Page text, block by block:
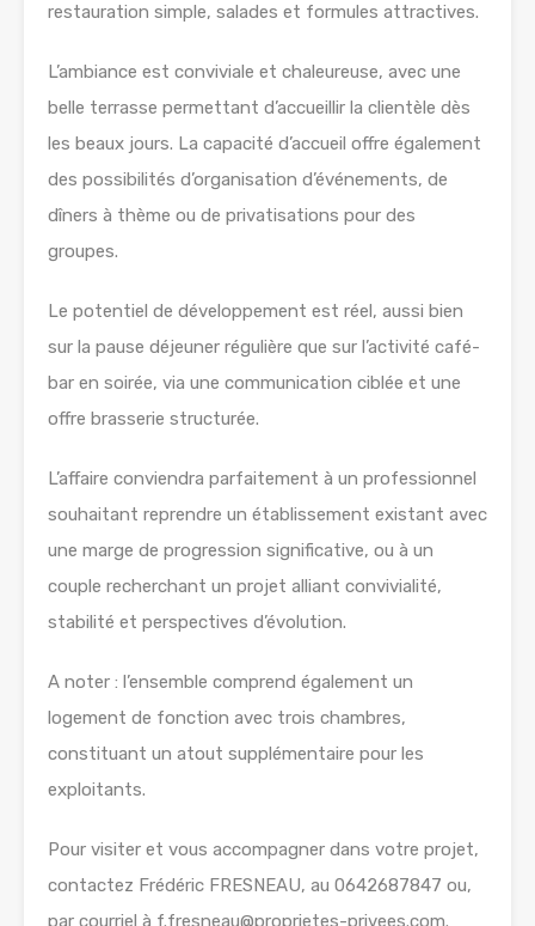
restauration simple, salades et formules attractives.
L’ambiance est conviviale et chaleureuse, avec une
belle terrasse permettant d’accueillir la clientèle dès
les beaux jours. La capacité d’accueil offre également
des possibilités d’organisation d’événements, de
dîners à thème ou de privatisations pour des
groupes.
Le potentiel de développement est réel, aussi bien
sur la pause déjeuner régulière que sur l’activité café-
bar en soirée, via une communication ciblée et une
offre brasserie structurée.
L’affaire conviendra parfaitement à un professionnel
souhaitant reprendre un établissement existant avec
une marge de progression significative, ou à un
couple recherchant un projet alliant convivialité,
stabilité et perspectives d’évolution.
A noter : l’ensemble comprend également un
logement de fonction avec trois chambres,
constituant un atout supplémentaire pour les
exploitants.
Pour visiter et vous accompagner dans votre projet,
contactez Frédéric FRESNEAU, au 0642687847 ou,
par courriel à f.fresneau@proprietes-privees.com.